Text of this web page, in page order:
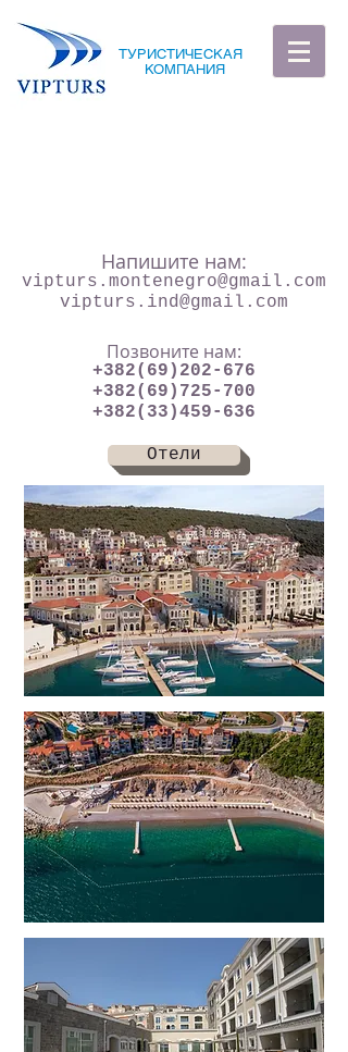
ТУРИСТИЧЕСКАЯ
КОМПАНИЯ
Напишите нам:
vipturs.montenegro@gmail.com
vipturs.ind@gmail.com
Позвоните нам:
+382(69)202-676
+382(69)725-700
+382(33)459-636
Отели